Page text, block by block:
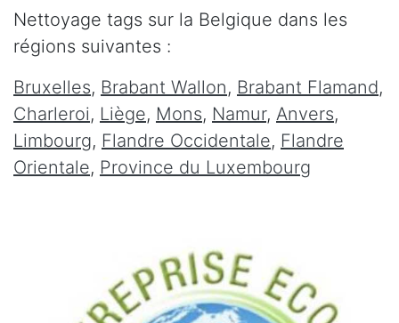
Nettoyage tags sur la Belgique dans les
régions suivantes :
Bruxelles, Brabant Wallon, Brabant Flamand,
Charleroi, Liège, Mons, Namur, Anvers,
Limbourg, Flandre Occidentale, Flandre
Orientale, Province du Luxembourg